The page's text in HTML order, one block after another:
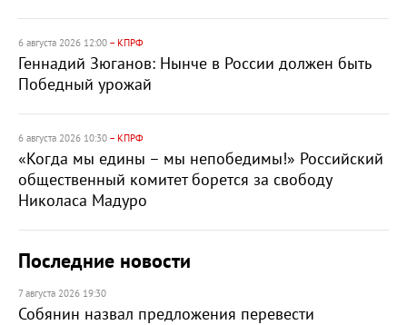
6 августа 2026 12:00 – КПРФ
Геннадий Зюганов: Нынче в России должен быть
Победный урожай
6 августа 2026 10:30 – КПРФ
«Когда мы едины – мы непобедимы!» Российский
общественный комитет борется за свободу
Николаса Мадуро
Последние новости
7 августа 2026 19:30
Собянин назвал предложения перевести